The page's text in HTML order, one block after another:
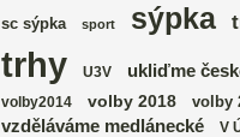
sc sýpka sport sýpka
trhy U3V ukliďme
volby2014 volby 2018 volby
vzděláváme medlánecké V